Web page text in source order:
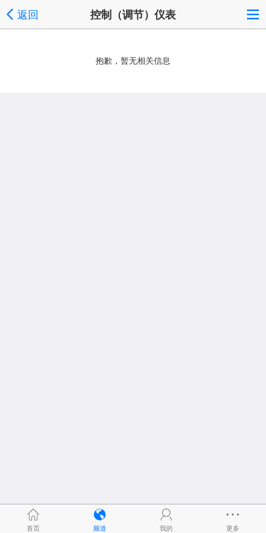
返回 控制（调节）仪表
抱歉，暂无相关信息
首页 频道 我的 更多